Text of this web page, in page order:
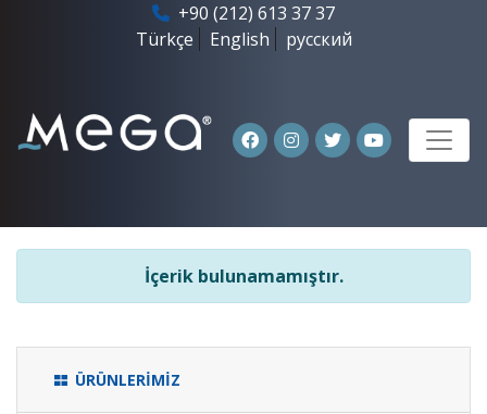
+90 (212) 613 37 37
Türkçe
English русский
İçerik bulunamamıştır.
ÜRÜNLERİMİZ